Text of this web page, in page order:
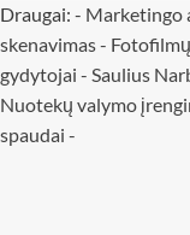
Draugai: - Marketingo
skenavimas-
gydytojai - Saulius
Nuotekų valymo
spaudai -